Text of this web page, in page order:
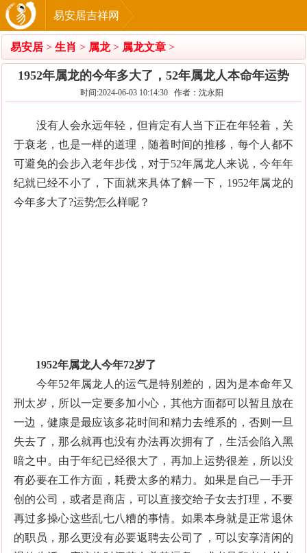
易安居吉祥网
易安居 > 生肖 > 属龙> 属龙文章 >
1952年属龙的今年多大了，52年属龙人本命年运势
时间:2024-06-03 10:14:30 作者：沈永阳
没有人会永远年轻，但肯定有人当下正在年轻着，关
于衰老，也是一样的道理，随着时间的推移，每个人都不
可避免的会步入老年步伐，对于52年属龙人来说，今年年
纪就已经不小了，下面就来具体了解一下，1952年属龙的
今年多大了?运势怎么样呢？
1952年属龙人今年72岁了
今年52年属龙人的运气是特别差的，因为是本命年又
刑太岁，所以一定要多加小心，其他方面都可以暂且放在
一边，健康是最应该多花时间和精力去维系的，否则一旦
失去了，那么就再也没有办法再次拥有了，生活会陷入黑
暗之中。由于年纪已经很大了，再加上运势很差，所以没
有必要在工作方面，耗费太多的精力。如果是自己一手开
创的公司，或者是商店，可以直接交给子女去打理，不要
再过多操心这些乱七八糟的事情。如果本身就是正常退休
的职员，那么更没有必要返聘去公司了，可以安享清闲的